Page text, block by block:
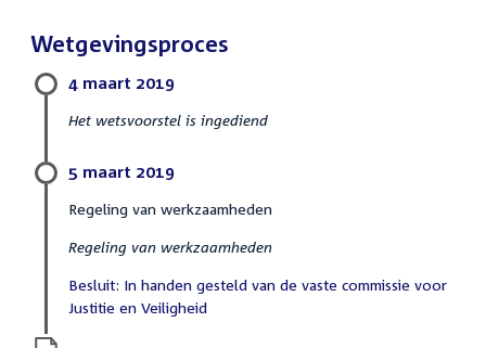
Wetgevingsproces
4 maart 2019
Het wetsvoorstel is ingediend
5 maart 2019
Regeling van werkzaamheden
Regeling van werkzaamheden
Besluit: In handen gesteld van de vaste commissie voor
Justitie en Veiligheid